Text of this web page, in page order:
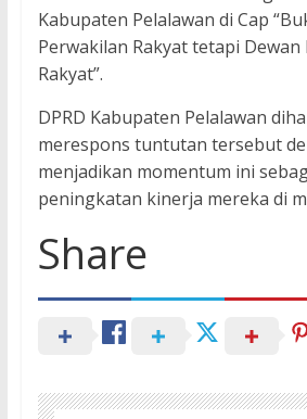
Kabupaten Pelalawan di Cap
Perwakilan Rakyat tetapi Dewan
Rakyat”.
DPRD Kabupaten Pelalawan
merespons tuntutan tersebut
menjadikan momentum ini
peningkatan kinerja mereka di
Share